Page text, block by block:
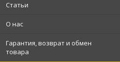
Статьи
О нас
Гарантия, возврат и обмен
товара